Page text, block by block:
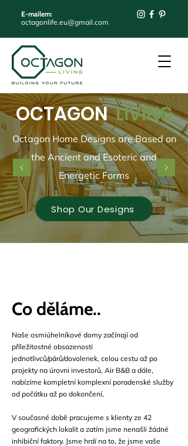
E-mailem:
octagonlife.eu@gmail.com
OCTAGONLIVING
Octagon Home Designs are Based on
the Ancient and Esoteric and
Energetic Forms
Shop Our Designs
Co děláme..
Naše osmiúhelníkové domy začínají od
příležitostné obsazenosti
jednotlivců/párů/dovolenek, celou cestu až po
projekty na úrovni investorů, Air B&B a dále,
nabízíme kompletní komplexní poradenské služby
od počátku až po dokončení,
V současné době pracujeme s klienty ze 42
geografických lokalit a zatím jsme nenašli žádné
inhibiční faktory. Jsme hrdí na to, že jsme vaše